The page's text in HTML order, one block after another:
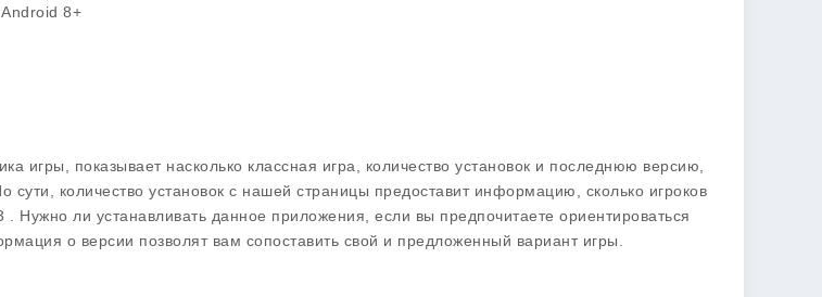
Android 8+
игры, показывает насколько классная игра, количество установок и последнюю версию,
сути, количество установок с нашей страницы предоставит информацию, сколько игроков
. Нужно ли устанавливать данное приложения, если вы предпочитаете ориентироваться
о версии позволят вам сопоставить свой и предложенный вариант игры.